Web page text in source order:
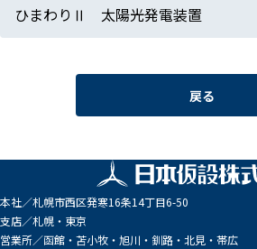
ひまわりⅡ 太陽光発電装置
戻る
本社／札幌市西区発寒16条14丁目6-50
支店／札幌・東京
営業所／函館・苫小牧・旭川・釧路・北見・帯広